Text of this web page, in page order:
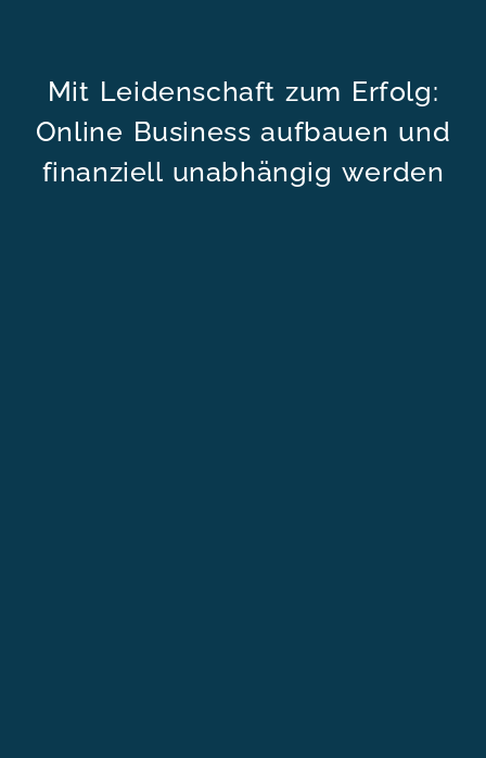
Mit Leidenschaft zum Erfolg:
Online Business aufbauen und
finanziell unabhängig werden